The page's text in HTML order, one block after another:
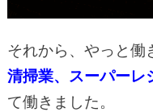
それから、やっと働
清掃業、スーパーレ
て働きました。